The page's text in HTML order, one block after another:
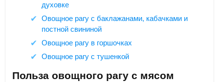
духовке
Овощное рагу с баклажанами, кабачками и
постной свининой
Овощное рагу в горшочках
Овощное рагу с тушенкой
Польза овощного рагу с мясом